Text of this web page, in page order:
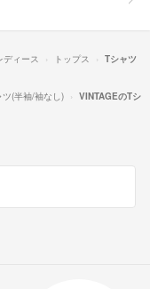
ディース トップス
Tシャツ
ツ(半袖/袖なし)
VINTAGEのTシ